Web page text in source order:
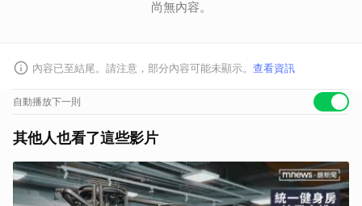
尚無內容。
內容已至結尾。請注意，部分內容可能未顯示。 查看資訊
自動播放下一則
其他人也看了這些影片